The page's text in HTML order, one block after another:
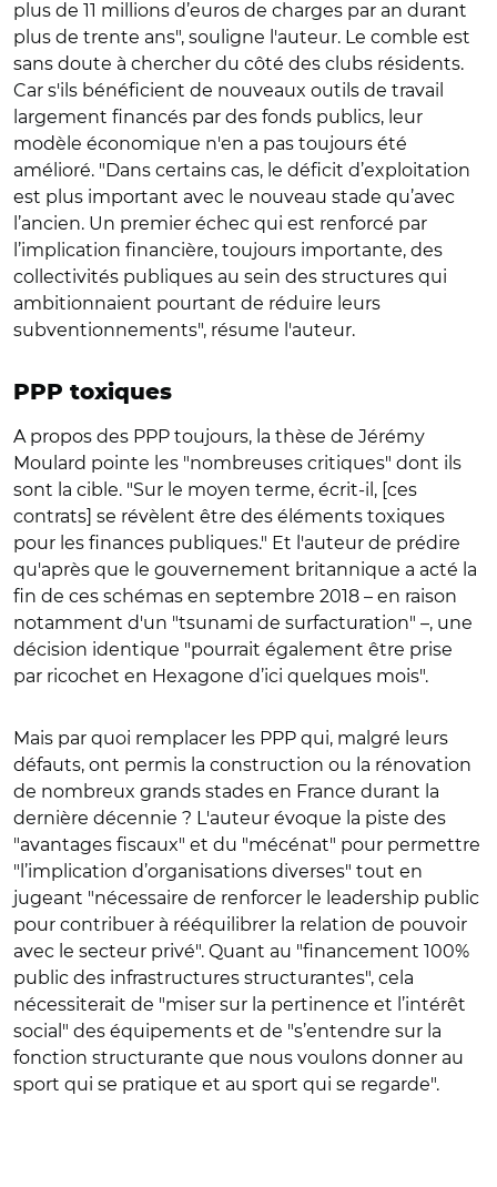
plus de 11 millions d’euros de charges par an durant
plus de trente ans", souligne l'auteur. Le comble est
sans doute à chercher du côté des clubs résidents.
Car s'ils bénéficient de nouveaux outils de travail
largement financés par des fonds publics, leur
modèle économique n'en a pas toujours été
amélioré. "Dans certains cas, le déficit d’exploitation
est plus important avec le nouveau stade qu’avec
l’ancien. Un premier échec qui est renforcé par
l’implication financière, toujours importante, des
collectivités publiques au sein des structures qui
ambitionnaient pourtant de réduire leurs
subventionnements", résume l'auteur.
PPP toxiques
A propos des PPP toujours, la thèse de Jérémy
Moulard pointe les "nombreuses critiques" dont ils
sont la cible. "Sur le moyen terme, écrit-il, [ces
contrats] se révèlent être des éléments toxiques
pour les finances publiques." Et l'auteur de prédire
qu'après que le gouvernement britannique a acté la
fin de ces schémas en septembre 2018 – en raison
notamment d'un "tsunami de surfacturation" –, une
décision identique "pourrait également être prise
par ricochet en Hexagone d’ici quelques mois".
Mais par quoi remplacer les PPP qui, malgré leurs
défauts, ont permis la construction ou la rénovation
de nombreux grands stades en France durant la
dernière décennie ? L'auteur évoque la piste des
"avantages fiscaux" et du "mécénat" pour permettre
"l’implication d’organisations diverses" tout en
jugeant "nécessaire de renforcer le leadership public
pour contribuer à rééquilibrer la relation de pouvoir
avec le secteur privé". Quant au "financement 100%
public des infrastructures structurantes", cela
nécessiterait de "miser sur la pertinence et l’intérêt
social" des équipements et de "s’entendre sur la
fonction structurante que nous voulons donner au
sport qui se pratique et au sport qui se regarde".